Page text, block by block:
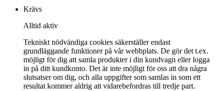
Krävs
Alltid aktiv
Tekniskt nödvändiga cookies säkerställer endast
grundläggande funktioner på vår webbplats. De gör det t.ex.
möjligt för dig att samla produkter i din kundvagn eller logga
in på ditt kundkonto. Det är inte möjligt för oss att dra några
slutsatser om dig, och alla uppgifter som samlas in som ett
resultat kommer aldrig att vidarebefordras till tredje part.